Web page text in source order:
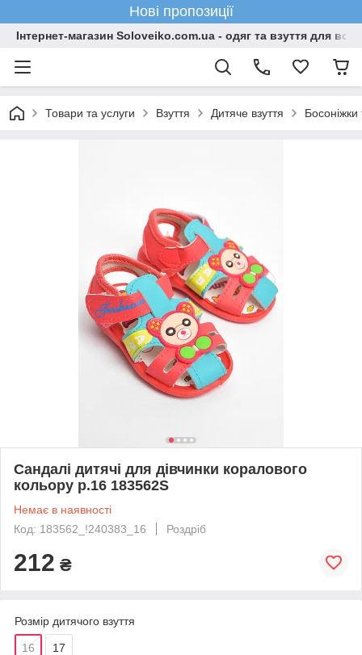
Нові пропозиції
Інтернет-магазин Soloveiko.com.ua - одяг та взуття для всієї
Товари та услуги Взуття Дитяче взуття Босоніжки
Сандалі дитячі для дівчинки коралового
кольору р.16 183562S
Немає в наявності
Код: 183562_!240383_16
Роздріб
212 ₴
Розмір дитячого взуття
16 17